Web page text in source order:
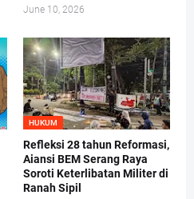
June 10, 2026
HUKUM
Refleksi 28 tahun Reformasi,
Aiansi BEM Serang Raya
Soroti Keterlibatan Militer di
Ranah Sipil